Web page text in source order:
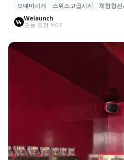
오데마 피게, 부산 신세계
형 전시 ‘시간을 빚다’ 개최
오데마피게 스위스고급시계
체험형전
Welaunch
오늘 오전 8:07